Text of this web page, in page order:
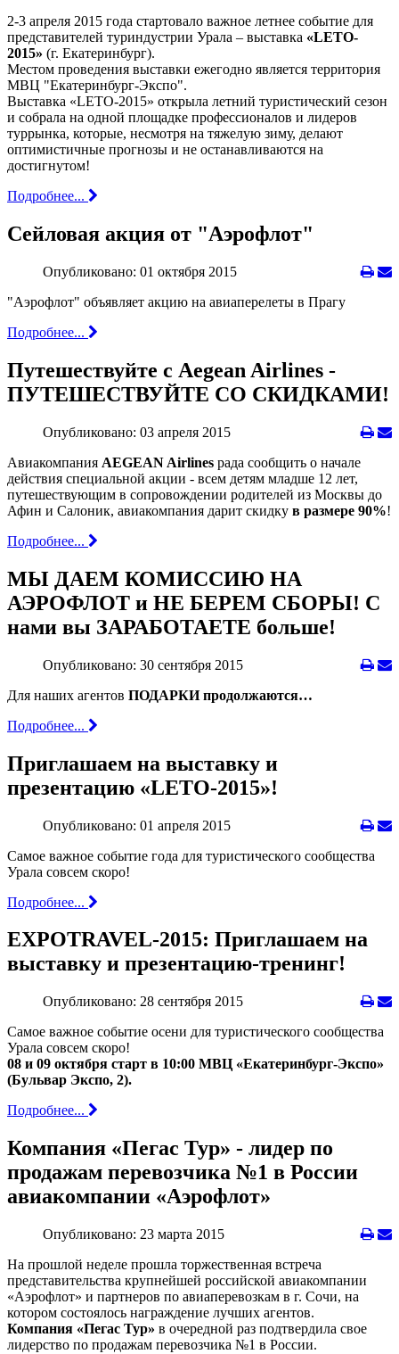
2-3 апреля 2015 года стартовало важное летнее событие для
представителей туриндустрии Урала – выставка «LETO-
2015» (г. Екатеринбург).
Местом проведения выставки ежегодно является территория
МВЦ "Екатеринбург-Экспо".
Выставка «LETO-2015» открыла летний туристический сезон
и собрала на одной площадке профессионалов и лидеров
туррынка, которые, несмотря на тяжелую зиму, делают
оптимистичные прогнозы и не останавливаются на
достигнутом!
Подробнее...
Сейловая акция от "Аэрофлот"
Опубликовано: 01 октября 2015
"Аэрофлот" объявляет акцию на авиаперелеты в Прагу
Подробнее...
Путешествуйте с Aegean Airlines -
ПУТЕШЕСТВУЙТЕ СО СКИДКАМИ!
Опубликовано: 03 апреля 2015
Авиакомпания AEGEAN Airlines рада сообщить о начале
действия специальной акции - всем детям младше 12 лет,
путешествующим в сопровождении родителей из Москвы до
Афин и Салоник, авиакомпания дарит скидку в размере 90%!
Подробнее...
МЫ ДАЕМ КОМИССИЮ НА
АЭРОФЛОТ и НЕ БЕРЕМ СБОРЫ! С
нами вы ЗАРАБОТАЕТЕ больше!
Опубликовано: 30 сентября 2015
Для наших агентов ПОДАРКИ продолжаются…
Подробнее...
Приглашаем на выставку и
презентацию «LETO-2015»!
Опубликовано: 01 апреля 2015
Самое важное событие года для туристического сообщества
Урала совсем скоро!
Подробнее...
EXPOTRAVEL-2015: Приглашаем на
выставку и презентацию-тренинг!
Опубликовано: 28 сентября 2015
Самое важное событие осени для туристического сообщества
Урала совсем скоро!
08 и 09 октября старт в 10:00 МВЦ «Екатеринбург-Экспо»
(Бульвар Экспо, 2).
Подробнее...
Компания «Пегас Тур» - лидер по
продажам перевозчика №1 в России
авиакомпании «Аэрофлот»
Опубликовано: 23 марта 2015
На прошлой неделе прошла торжественная встреча
представительства крупнейшей российской авиакомпании
«Аэрофлот» и партнеров по авиаперевозкам в г. Сочи, на
котором состоялось награждение лучших агентов.
Компания «Пегас Тур» в очередной раз подтвердила свое
лидерство по продажам перевозчика №1 в России.